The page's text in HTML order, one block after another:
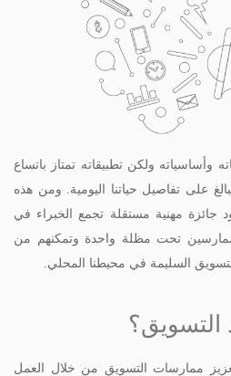
وأساسياته ولكن تطبيقاته تمتاز باتساع
على تفاصيل حياتنا اليومية. ومن هذه
جائزة مهنية مستقلة تجمع الخبراء في
تحت مظلة واحدة وتمكنهم من
السليمة في محيطنا المحلي.
التسويق؟
ممارسات التسويق من خلال العمل